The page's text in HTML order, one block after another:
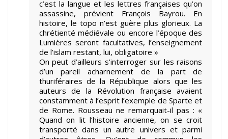
c’est la langue et les lettres françaises qu’on
assassine, prévient François Bayrou. En
histoire, le topo n’est guère plus glorieux. La
chrétienté médiévale ou encore l’époque des
Lumières seront facultatives, l’enseignement
de l’islam restant, lui, obligatoire »
On peut d’ailleurs s’interroger sur les raisons
d’un pareil acharnement de la part de
thuriféraires de la République alors que les
auteurs de la Révolution française avaient
constamment à l’esprit l’exemple de Sparte et
de Rome. Rousseau ne remarquait-il pas : «
Quand on lit l’histoire ancienne, on se croit
transporté dans un autre univers et parmi